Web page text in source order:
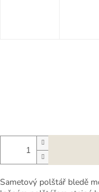
Sametový polštář bledě